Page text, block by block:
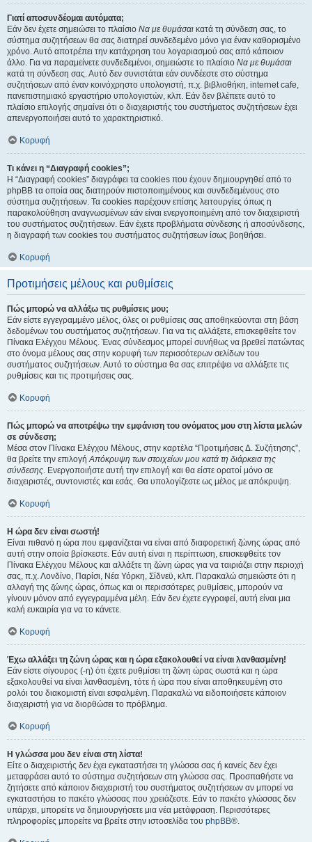
Γιατί αποσυνδέομαι αυτόματα;
Εάν δεν έχετε σημειώσει το πλαίσιο Να με θυμάσαι κατά τη σύνδεση σας, το
σύστημα συζητήσεων θα σας διατηρεί συνδεδεμένο μόνο για έναν καθορισμένο
χρόνο. Αυτό αποτρέπει την κατάχρηση του λογαριασμού σας από κάποιον
άλλο. Για να παραμείνετε συνδεδεμένοι, σημειώστε το πλαίσιο Να με θυμάσαι
κατά τη σύνδεση σας. Αυτό δεν συνιστάται εάν συνδέεστε στο σύστημα
συζητήσεων από έναν κοινόχρηστο υπολογιστή, π.χ. βιβλιοθήκη, internet cafe,
πανεπιστημιακό εργαστήριο υπολογιστών, κλπ. Εάν δεν βλέπετε αυτό το
πλαίσιο επιλογής σημαίνει ότι ο διαχειριστής του συστήματος συζητήσεων έχει
απενεργοποιήσει αυτό το χαρακτηριστικό.
Κορυφή
Τι κάνει η “Διαγραφή cookies”;
Η “Διαγραφή cookies” διαγράφει τα cookies που έχουν δημιουργηθεί από το
phpBB τα οποία σας διατηρούν πιστοποιημένους και συνδεδεμένους στο
σύστημα συζητήσεων. Τα cookies παρέχουν επίσης λειτουργίες όπως η
παρακολούθηση αναγνωσμένων εάν είναι ενεργοποιημένη από τον διαχειριστή
του συστήματος συζητήσεων. Εάν έχετε προβλήματα σύνδεσης ή αποσύνδεσης,
η διαγραφή των cookies του συστήματος συζητήσεων ίσως βοηθήσει.
Κορυφή
Προτιμήσεις μέλους και ρυθμίσεις
Πώς μπορώ να αλλάξω τις ρυθμίσεις μου;
Εάν είστε εγγεγραμμένο μέλος, όλες οι ρυθμίσεις σας αποθηκεύονται στη βάση
δεδομένων του συστήματος συζητήσεων. Για να τις αλλάξετε, επισκεφθείτε τον
Πίνακα Ελέγχου Μέλους. Ένας σύνδεσμος μπορεί συνήθως να βρεθεί πατώντας
στο όνομα μέλους σας στην κορυφή των περισσότερων σελίδων του
συστήματος συζητήσεων. Αυτό το σύστημα θα σας επιτρέψει να αλλάξετε τις
ρυθμίσεις και τις προτιμήσεις σας.
Κορυφή
Πώς μπορώ να αποτρέψω την εμφάνιση του ονόματος μου στη λίστα μελών
σε σύνδεση;
Μέσα στον Πίνακα Ελέγχου Μέλους, στην καρτέλα “Προτιμήσεις Δ. Συζήτησης”,
θα βρείτε την επιλογήΑπόκρυψη των στοιχείων μου κατά τη διάρκεια της
σύνδεσης. Ενεργοποιήστε αυτή την επιλογή και θα είστε ορατοί μόνο σε
διαχειριστές, συντονιστές και εσάς. Θα υπολογίζεστε ως μέλος με απόκρυψη.
Κορυφή
Η ώρα δεν είναι σωστή!
Είναι πιθανό η ώρα που εμφανίζεται να είναι από διαφορετική ζώνης ώρας από
αυτή στην οποία βρίσκεστε. Εάν αυτή είναι η περίπτωση, επισκεφθείτε τον
Πίνακα Ελέγχου Μέλους και αλλάξτε τη ζώνη ώρας για να ταιριάζει στην περιοχή
σας, π.χ. Λονδίνο, Παρίσι, Νέα Υόρκη, Σίδνεϋ, κλπ. Παρακαλώ σημειώστε ότι η
αλλαγή της ζώνης ώρας, όπως και οι περισσότερες ρυθμίσεις, μπορούν να
γίνουν μόνον από εγγεγραμμένα μέλη. Εάν δεν έχετε εγγραφεί, αυτή είναι μια
καλή ευκαιρία για να το κάνετε.
Κορυφή
Έχω αλλάξει τη ζώνη ώρας και η ώρα εξακολουθεί να είναι λανθασμένη!
Εάν είστε σίγουρος (-η) ότι έχετε ρυθμίσει τη ζώνη ώρας σωστά και η ώρα
εξακολουθεί να είναι λανθασμένη, τότε ή ώρα που είναι αποθηκευμένη στο
ρολόι του διακομιστή είναι εσφαλμένη. Παρακαλώ να ειδοποιήσετε κάποιον
διαχειριστή για να διορθώσει το πρόβλημα.
Κορυφή
Η γλώσσα μου δεν είναι στη λίστα!
Είτε ο διαχειριστής δεν έχει εγκαταστήσει τη γλώσσα σας ή κανείς δεν έχει
μεταφράσει αυτό το σύστημα συζητήσεων στη γλώσσα σας. Προσπαθήστε να
ζητήσετε από κάποιον διαχειριστή του συστήματος συζητήσεων αν μπορεί να
εγκαταστήσει το πακέτο γλώσσας που χρειάζεστε. Εάν το πακέτο γλώσσας δεν
υπάρχει, μπορείτε να δημιουργήσετε μια νέα μετάφραση. Περισσότερες
πληροφορίες μπορείτε να βρείτε στην ιστοσελίδα του phpBB®.